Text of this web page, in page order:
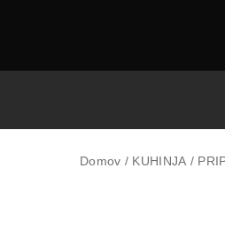
Domov / KUHINJA /